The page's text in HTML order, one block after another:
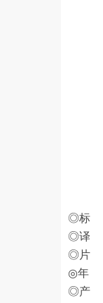
◎标
◎译
◎片
◎年
◎产